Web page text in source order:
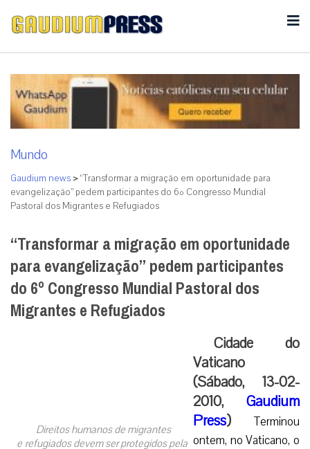
Mundo
Gaudium news >“Transformar a migração em oportunidade para
evangelização” pedem participantes do 6º Congresso Mundial
Pastoral dos Migrantes e Refugiados
“Transformar a migração em oportunidade
para evangelização” pedem participantes
do 6º Congresso Mundial Pastoral dos
Migrantes e Refugiados
Direitos humanos de migrantes
e refugiados devem ser protegidos pela
Cidade do
Vaticano
(Sábado, 13-02-
2010, Gaudium
Press) Terminou
ontem, no Vaticano, o